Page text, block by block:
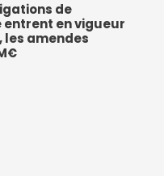
de
en vigueur
les amendes